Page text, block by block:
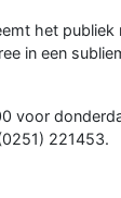
het
in een
voor
221453.